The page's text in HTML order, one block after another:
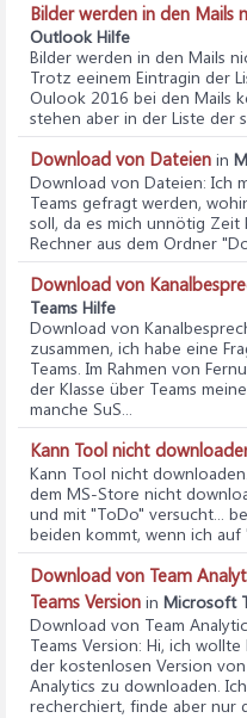
Bilder werden in den Mails
Outlook Hilfe
Bilder werden in den Mails
Trotz eeinem Eintragin der
Oulook 2016 bei den Mails
stehen aber in der Liste der
Download von Dateien in
Download von Dateien: Ich
Teams gefragt werden,
soll, da es mich unnötig
Rechner aus dem Ordner
Download von
Teams Hilfe
Download von
zusammen, ich habe eine
Teams. Im Rahmen von
der Klasse über Teams
manche SuS...
Kann Tool nicht
Kann Tool nicht
dem MS-Store nicht
und mit "ToDo" versucht...
beiden kommt, wenn ich auf
Download von Team
Teams Version in Microsoft
Download von Team
Teams Version: Hi, ich
der kostenlosen Version
Analytics zu downloaden.
recherchiert, finde aber nur